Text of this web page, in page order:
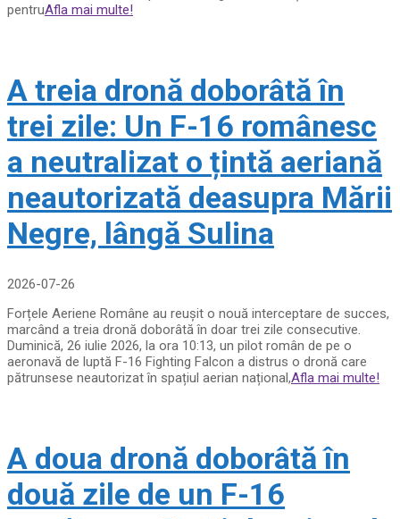
pentruAfla mai multe!
A treia dronă doborâtă în
trei zile: Un F-16 românesc
a neutralizat o țintă aeriană
neautorizată deasupra Mării
Negre, lângă Sulina
2026-07-26
Forțele Aeriene Române au reușit o nouă interceptare de succes,
marcând a treia dronă doborâtă în doar trei zile consecutive.
Duminică, 26 iulie 2026, la ora 10:13, un pilot român de pe o
aeronavă de luptă F-16 Fighting Falcon a distrus o dronă care
pătrunsese neautorizat în spațiul aerian național,Afla mai multe!
A doua dronă doborâtă în
două zile de un F-16